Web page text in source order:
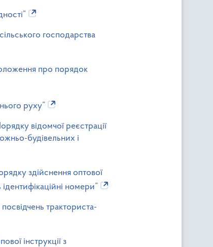
господарства
про порядок
руху”
відомчої реєстрації
будівельних і
здійснення оптової
номери”
тракториста-
інструкції з